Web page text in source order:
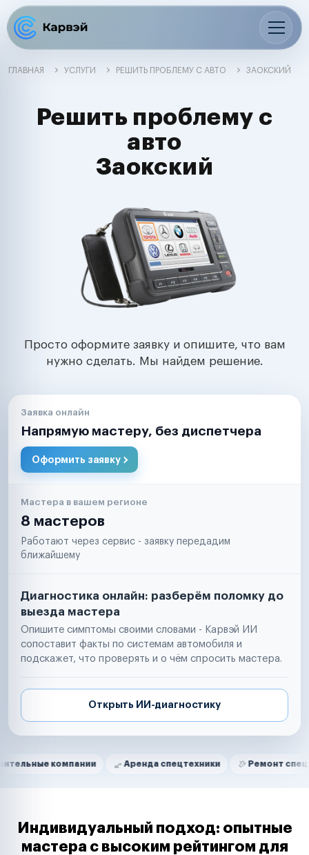
ГЛАВНАЯ УСЛУГИ РЕШИТЬ ПРОБЛЕМУ С АВТО ЗАОКСКИЙ
Решить проблему с
авто
Заокский
Просто оформите заявку и опишите, что вам
нужно сделать. Мы найдем решение.
Заявка онлайн
Напрямую мастеру, без диспетчера
Оформить заявку
Мастера в вашем регионе
8 мастеров
Работают через сервис - заявку передадим
ближайшему
Диагностика онлайн: разберём поломку до
выезда мастера
Опишите симптомы своими словами - Карвэй ИИ
сопоставит факты по системам автомобиля и
подскажет, что проверять и о чём спросить мастера.
Открыть ИИ-диагностику
Нам доверяют
Аренда спецтехники Ремонт спецтехники
Маркетплейсы
Таксопарки
Автодилеры
Индивидуальный подход: опытные
мастера с высоким рейтингом для